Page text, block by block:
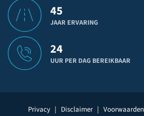
45
JAAR ERVARING
24
UUR PER DAG BEREIKBAAR
Privacy | Disclaimer | Voorwaarden